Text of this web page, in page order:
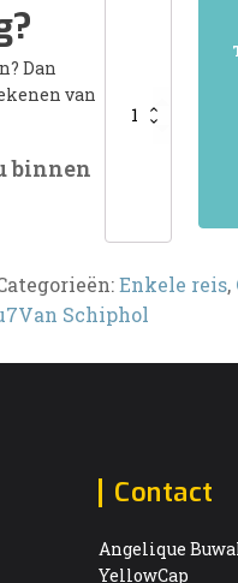
Dan
van
binnen
Enkele reis,
Schiphol
Contact
Angelique
YellowCap